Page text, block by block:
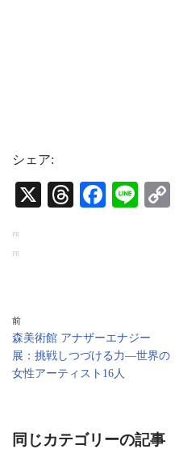
シェア:
X
T
Fa Li
PR
PR
前
森美術館 アナザーエナジー
展：挑戦しつづける力―世界の
女性アーティスト16人
同じカテゴリーの記事